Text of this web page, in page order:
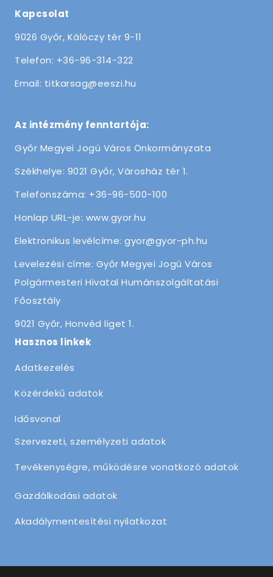
Kapcsolat
9026 Győr, Kálóczy tér 9-11
Telefon: +36-96-314-322
Email: titkarsag@eeszi.hu
Az intézmény fenntartója:
Győr Megyei Jogú Város Önkormányzata
Székhelye: 9021 Győr, Városház tér 1.
Telefonszáma: +36-96-500-100
Honlap URL-je: www.gyor.hu
Elektronikus levélcíme: gyor@gyor-ph.hu
Levelezési címe: Győr Megyei Jogú Város
Polgármesteri Hivatal Humánszolgáltatási
Főosztály
9021 Győr, Honvéd liget 1.
Hasznos linkek
Adatkezelés
Közérdekű adatok
Idősvonal
Szervezeti, személyzeti adatok
Tevékenységre, működésre vonatkozó adatok
Gazdálkodási adatok
Akadálymentesítési nyilatkozat